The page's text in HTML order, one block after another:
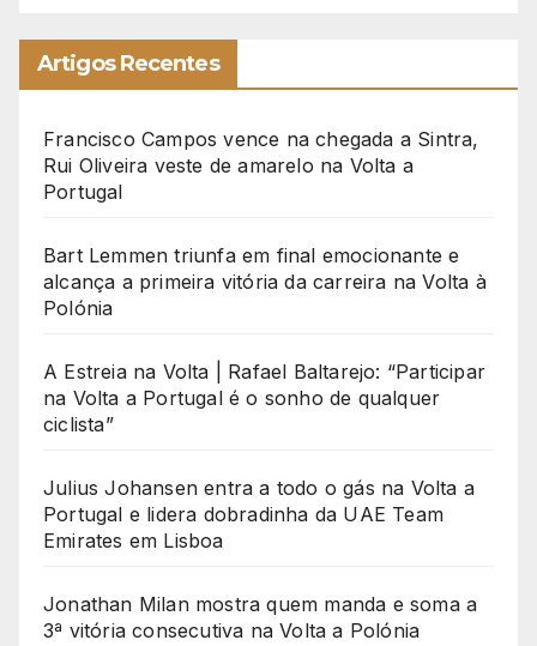
Artigos Recentes
Francisco Campos vence na chegada a Sintra,
Rui Oliveira veste de amarelo na Volta a
Portugal
Bart Lemmen triunfa em final emocionante e
alcança a primeira vitória da carreira na Volta à
Polónia
A Estreia na Volta | Rafael Baltarejo: “Participar
na Volta a Portugal é o sonho de qualquer
ciclista”
Julius Johansen entra a todo o gás na Volta a
Portugal e lidera dobradinha da UAE Team
Emirates em Lisboa
Jonathan Milan mostra quem manda e soma a
3ª vitória consecutiva na Volta a Polónia